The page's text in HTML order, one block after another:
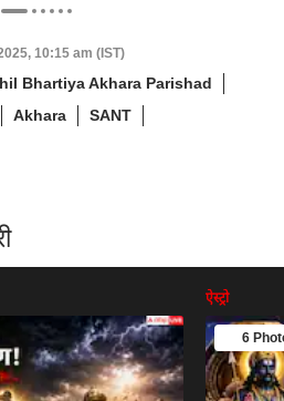
10:15 am (IST)
Bhartiya Akhara Parishad
Akhara
SANT
ऐस्ट्रो
6